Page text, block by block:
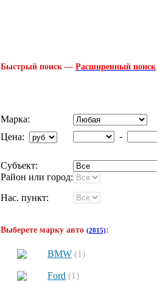
Быстрый поиск — Расширенный поиск
Марка:
Цена:
-
Субъект:
Район или город:
Нас. пункт:
Выберете марку авто (2015):
BMW (1)
Ford (1)